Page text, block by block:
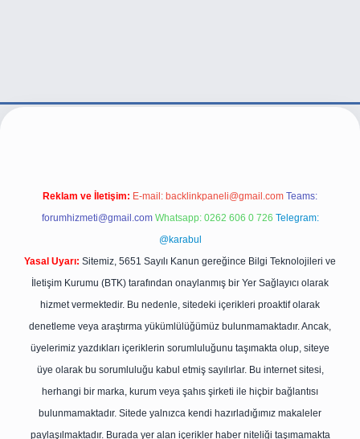
Reklam ve İletişim: E-mail: backlinkpaneli@gmail.com Teams:
forumhizmeti@gmail.com Whatsapp: 0262 606 0 726 Telegram:
@karabul
Yasal Uyarı: Sitemiz, 5651 Sayılı Kanun gereğince Bilgi Teknolojileri ve
İletişim Kurumu (BTK) tarafından onaylanmış bir Yer Sağlayıcı olarak
hizmet vermektedir. Bu nedenle, sitedeki içerikleri proaktif olarak
denetleme veya araştırma yükümlülüğümüz bulunmamaktadır. Ancak,
üyelerimiz yazdıkları içeriklerin sorumluluğunu taşımakta olup, siteye
üye olarak bu sorumluluğu kabul etmiş sayılırlar. Bu internet sitesi,
herhangi bir marka, kurum veya şahıs şirketi ile hiçbir bağlantısı
bulunmamaktadır. Sitede yalnızca kendi hazırladığımız makaleler
paylaşılmaktadır. Burada yer alan içerikler haber niteliği taşımamakta